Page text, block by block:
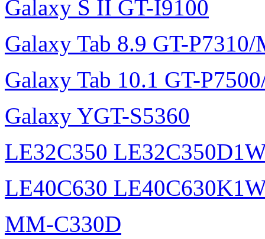
Galaxy S II GT-I9100
Galaxy Tab 8.9 GT-P7310/
Galaxy Tab 10.1 GT-
Galaxy YGT-S5360
LE32C350
LE40C630
MM-C330D